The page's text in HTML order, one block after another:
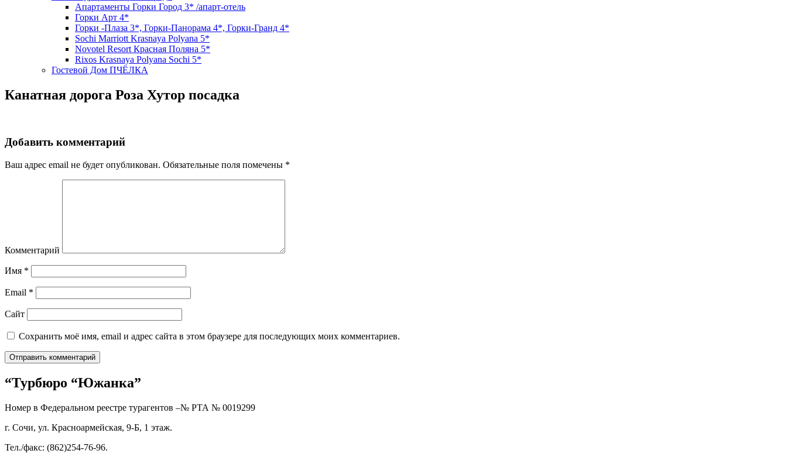
Апартаменты Горки Город 3* /апарт-отель
Горки Арт 4*
Горки -Плаза 3*, Горки-Панорама 4*, Горки-Гранд 4*
Sochi Marriott Krasnaya Polyana 5*
Novotel Resort Красная Поляна 5*
Rixos Krasnaya Polyana Sochi 5*
Гостевой Дом ПЧЁЛКА
Канатная дорога Роза Хутор посадка
Добавить комментарий
Ваш адрес email не будет опубликован. Обязательные поля помечены *
Комментарий
Имя *
Email *
Сайт
Сохранить моё имя, email и адрес сайта в этом браузере для последующих моих комментариев.
“Турбюро “Южанка”
Номер в Федеральном реестре турагентов –№ РТА № 0019299
г. Сочи, ул. Красноармейская, 9-Б, 1 этаж.
Тел./факс: (862)254-76-96.